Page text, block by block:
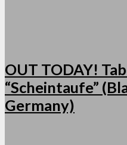
OUT TODAY!
“Scheintaufe”
Germany)